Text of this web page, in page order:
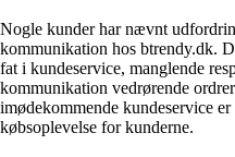
Nogle kunder har nævnt
kommunikation hos btrendy.dk.
fat i kundeservice, manglende
kommunikation vedrørende
imødekommende kundeservice
købsoplevelse for kunderne.